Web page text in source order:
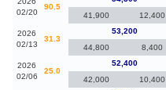
02/20
90.5
41,900
12,400
2026
02/13
31.3
53,200
44,800
8,400
2026
02/06
25.0
52,400
42,000
10,400